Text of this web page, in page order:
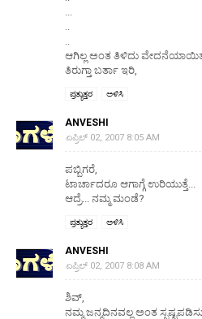
ಆಗಿಲ್ಲ ಅಂತ ತಿಳಿದು
ತಿರುಗ್ತಾ ಬರ್ತಾ ಇರಿ,
ಪ್ರತ್ಯುತ್ತರ ಅಳಿಸಿ
ANVESHI
ಏಪ್ರಿಲ್ 02, 2007 8:05 AM
ಪಬ್ಬಿಗರೆ,
ಟಾರ್ಚಾದರೂ ಆಗಾಗ್ಗೆ ಉರಿಯುತ್ತೆ...
ಆದ್ರೆ... ನಮ್ಮ ಮಂಡೆ?
ಪ್ರತ್ಯುತ್ತರ ಅಳಿಸಿ
ANVESHI
ಏಪ್ರಿಲ್ 02, 2007 8:08 AM
ಶಿವ್,
ನಮ್ಮ ಜನ್ಮದಿನವಲ್ಲ ಅಂತ